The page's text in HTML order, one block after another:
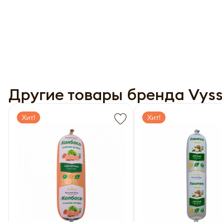
Другие товары бренда
Хит! Хит!